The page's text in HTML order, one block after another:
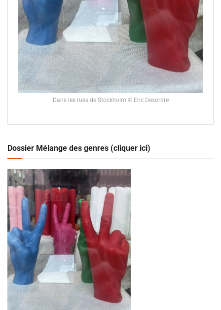
Dans les rues de Stockholm © Eric Desordre
Dossier Mélange des genres (cliquer ici)